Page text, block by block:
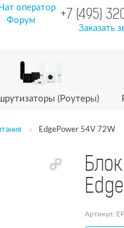
оператор
Форум
+7 (495)
Заказать
(Роутеры)
EdgePower 54V 72W
Артикул: